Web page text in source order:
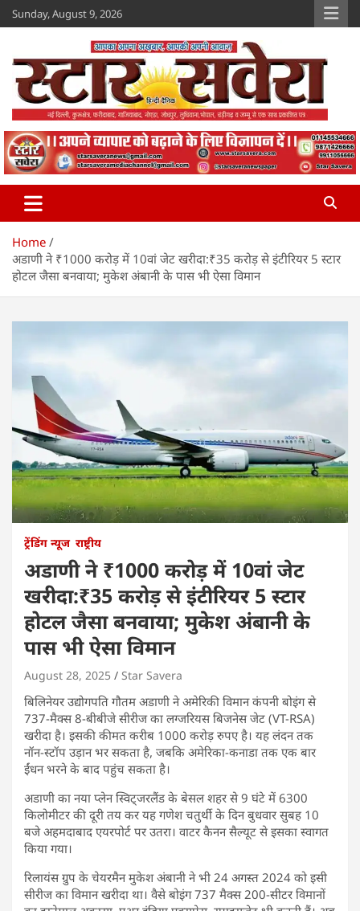
Skip
to
Sunday, August 9, 2026
Star Savera
www.starsavera.com
Home
अडाणी ने ₹1000 करोड़ में 10वां जेट खरीदा:₹35 करोड़ से इंटीरियर 5 स्टार
होटल जैसा बनवाया; मुकेश अंबानी के पास भी ऐसा विमान
ट्रेंडिंग न्यूज राष्ट्रीय
अडाणी ने ₹1000 करोड़ में 10वां जेट
खरीदा:₹35 करोड़ से इंटीरियर 5 स्टार
होटल जैसा बनवाया; मुकेश अंबानी के
पास भी ऐसा विमान
August 28, 2025 Star Savera
बिलिनेयर उद्योगपति गौतम अडाणी ने अमेरिकी विमान कंपनी बोइंग से
737-मैक्स 8-बीबीजे सीरीज का लग्जरियस बिजनेस जेट (VT-RSA)
खरीदा है। इसकी कीमत करीब 1000 करोड़ रुपए है। यह लंदन तक
नॉन-स्टॉप उड़ान भर सकता है, जबकि अमेरिका-कनाडा तक एक बार
ईंधन भरने के बाद पहुंच सकता है।
अडाणी का नया प्लेन स्विट्जरलैंड के बेसल शहर से 9 घंटे में 6300
किलोमीटर की दूरी तय कर यह गणेश चतुर्थी के दिन बुधवार सुबह 10
बजे अहमदाबाद एयरपोर्ट पर उतरा। वाटर कैनन सैल्यूट से इसका स्वागत
किया गया।
रिलायंस ग्रुप के चेयरमैन मुकेश अंबानी ने भी 24 अगस्त 2024 को इसी
सीरीज का विमान खरीदा था। वैसे बोइंग 737 मैक्स 200-सीटर विमानों